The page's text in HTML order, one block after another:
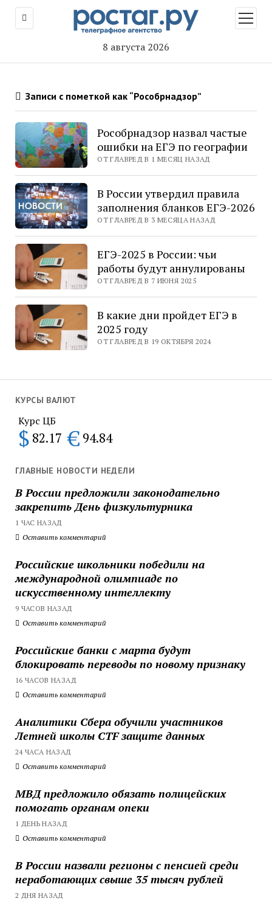
8 августа 2026
меню
КУРСЫ ВАЛЮТ
Курс ЦБ
$ 82.17 € 94.84
ГЛАВНЫЕ НОВОСТИ НЕДЕЛИ
В России предложили законодательно
закрепить День физкультурника
1 ЧАС НАЗАД
Оставить комментарий
Российские школьники победили на
международной олимпиаде по
искусственному интеллекту
9 ЧАСОВ НАЗАД
Оставить комментарий
Российские банки с марта будут
блокировать переводы по новому признаку
16 ЧАСОВ НАЗАД
Оставить комментарий
Аналитики Сбера обучили участников
Летней школы CTF защите данных
24 ЧАСА НАЗАД
Оставить комментарий
МВД предложило обязать полицейских
помогать органам опеки
1 ДЕНЬ НАЗАД
Оставить комментарий
В России назвали регионы с пенсией среди
неработающих свыше 35 тысяч рублей
2 ДНЯ НАЗАД
Записи с пометкой как “Рособрнадзор”
Рособрнадзор назвал частые
ошибки на ЕГЭ по географии
ОТ ГЛАВРЕД В 1 МЕСЯЦ НАЗАД
В России утвердил правила
заполнения бланков ЕГЭ-2026
ОТ ГЛАВРЕД В 3 МЕСЯЦА НАЗАД
ЕГЭ-2025 в России: чьи
работы будут аннулированы
ОТ ГЛАВРЕД В 7 ИЮНЯ 2025
В какие дни пройдет ЕГЭ в
2025 году
ОТ ГЛАВРЕД В 19 ОКТЯБРЯ 2024